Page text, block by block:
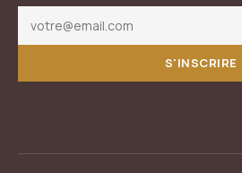
S'INSCRIRE